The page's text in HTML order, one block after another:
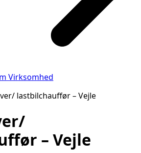
Virksomhed
lastbilchauffør – Vejle
– Vejle